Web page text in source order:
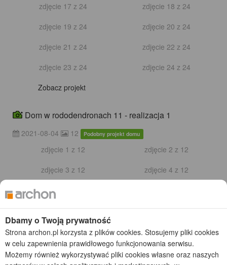
Dbamy o Twoją prywatność
Strona archon.pl korzysta z plików cookies. Stosujemy pliki cookies
w celu zapewnienia prawidłowego funkcjonowania serwisu.
Możemy również wykorzystywać pliki cookies własne oraz naszych